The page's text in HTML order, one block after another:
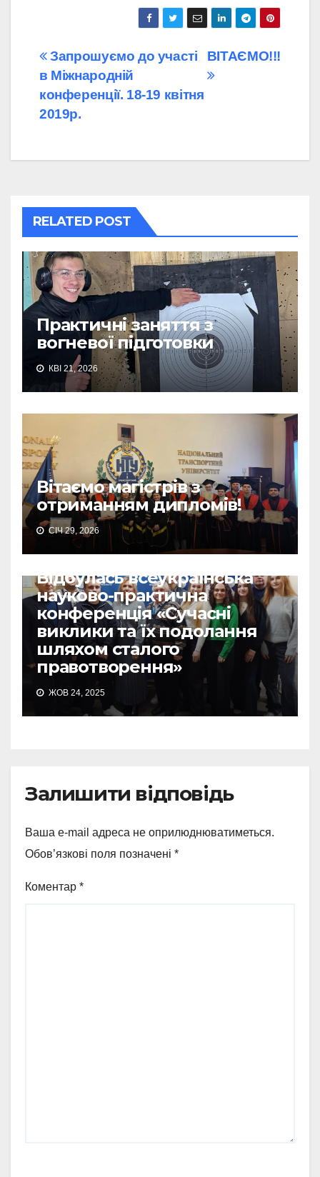
Навігація
записів
ВІТАЄМО!!!
Запрошуємо до участі
в Міжнародній
конференції. 18-19 квітня
2019р.
RELATED POST
Практичні заняття з
вогневої підготовки
КВІ 21, 2026
Вітаємо магістрів з
отриманням дипломів!
СІЧ 29, 2026
Відбулась всеукраїнська
науково-практична
конференція «Сучасні
виклики та їх подолання
шляхом сталого
правотворення»
ЖОВ 24, 2025
Залишити відповідь
Ваша e-mail адреса не оприлюднюватиметься.
Обов’язкові поля позначені *
Коментар *